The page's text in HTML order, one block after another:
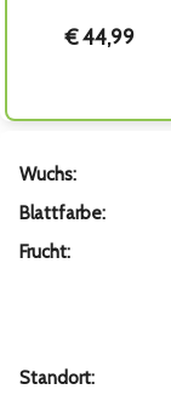
€ 44,99
Wuchs:
Blattfarbe:
Frucht:
Standort: